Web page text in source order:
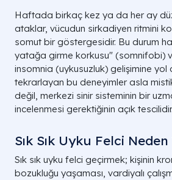
Haftada birkaç kez ya da her ay
ataklar, vücudun sirkadiyen ritmini
somut bir göstergesidir. Bu durum
yatağa girme korkusu" (somnifobi)
insomnia (uykusuzluk) gelişimine yol
tekrarlayan bu deneyimler asla
değil, merkezi sinir sisteminin bir
incelenmesi gerektiğinin açık
Sık Sık Uyku Felci Neden
Sık sık uyku felci geçirmek; kişinin
bozukluğu yaşaması, vardiyalı